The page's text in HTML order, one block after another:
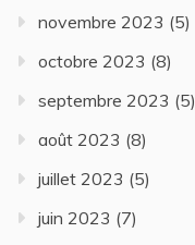
novembre 2023 (5)
octobre 2023 (8)
septembre 2023 (5)
août 2023 (8)
juillet 2023 (5)
juin 2023 (7)